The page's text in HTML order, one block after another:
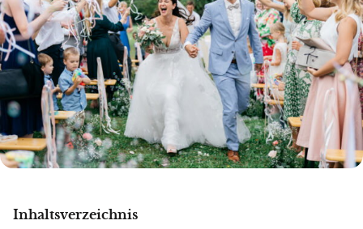
Inhaltsverzeichnis